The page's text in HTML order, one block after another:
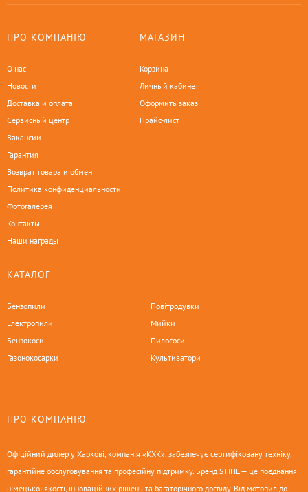
ПРО КОМПАНІЮ
О нас
Новости
Доставка и оплата
Сервисный центр
Вакансии
Гарантия
Возврат товара и обмен
Политика конфиденциальности
Фотогалерея
Контакты
Наши награды
МАГАЗИН
Корзина
Личный кабинет
Оформить заказ
Прайс-лист
КАТАЛОГ
Бензопили
Електропили
Бензокоси
Газонокосарки
Повітродувки
Мийки
Пилососи
Культиватори
ПРО КОМПАНІЮ
Офіційний дилер у Харкові, компанія «КХК», забезпечує сертифіковану техніку,
гарантійне обслуговування та професійну підтримку. Бренд STIHL — це поєднання
німецької якості, інноваційних рішень та багаторічного досвіду. Від мотопил до